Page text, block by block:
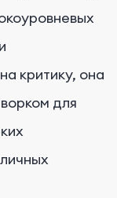
критику, она
для